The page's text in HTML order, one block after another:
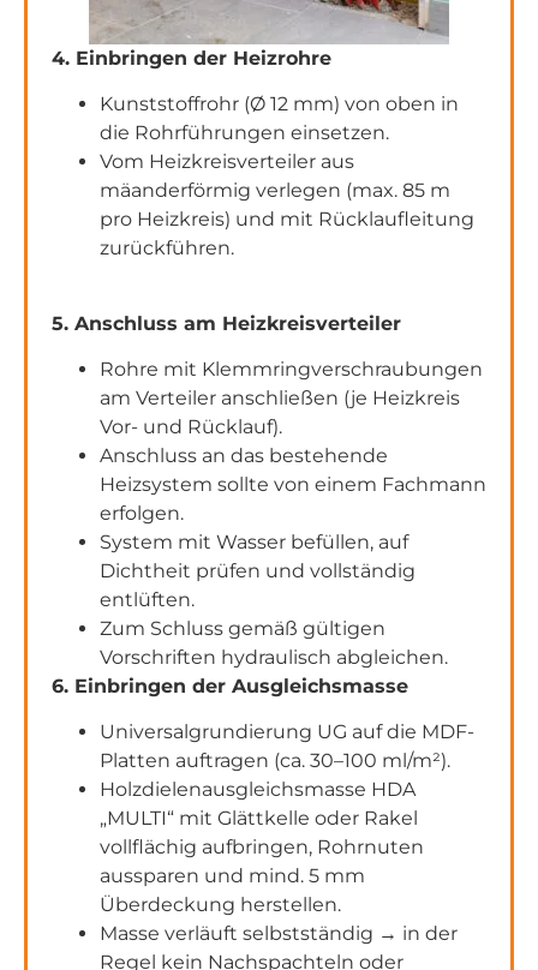
4. Einbringen der Heizrohre
Kunststoffrohr (Ø 12 mm) von oben in
die Rohrführungen einsetzen.
Vom Heizkreisverteiler aus
mäanderförmig verlegen (max. 85 m
pro Heizkreis) und mit Rücklaufleitung
zurückführen.
5. Anschluss am Heizkreisverteiler
Rohre mit Klemmringverschraubungen
am Verteiler anschließen (je Heizkreis
Vor- und Rücklauf).
Anschluss an das bestehende
Heizsystem sollte von einem Fachmann
erfolgen.
System mit Wasser befüllen, auf
Dichtheit prüfen und vollständig
entlüften.
Zum Schluss gemäß gültigen
Vorschriften hydraulisch abgleichen.
6. Einbringen der Ausgleichsmasse
Universalgrundierung UG auf die MDF-
Platten auftragen (ca. 30–100 ml/m²).
Holzdielenausgleichsmasse HDA
„MULTI“ mit Glättkelle oder Rakel
vollflächig aufbringen, Rohrnuten
aussparen und mind. 5 mm
Überdeckung herstellen.
Masse verläuft selbstständig → in der
Regel kein Nachspachteln oder